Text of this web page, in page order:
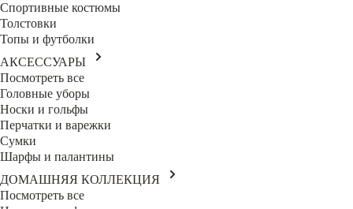
Спортивные костюмы
Толстовки
Топы и футболки
АКСЕССУАРЫ
Посмотреть все
Головные уборы
Носки и гольфы
Перчатки и варежки
Сумки
Шарфы и палантины
ДОМАШНЯЯ КОЛЛЕКЦИЯ
Посмотреть все